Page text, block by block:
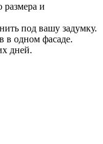
и
под вашу задумку.
в одном фасаде.
дней.